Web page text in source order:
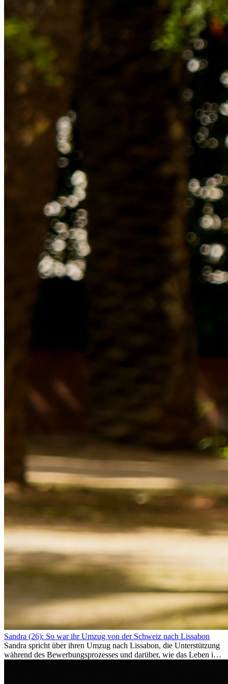
Sandra (26): So war ihr Umzug von der Schweiz nach Lissabon
Sandra spricht über ihren Umzug nach Lissabon, die Unterstützung
während des Bewerbungsprozesses und darüber, wie das Leben im